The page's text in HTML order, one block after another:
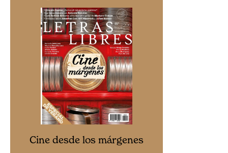
Cine desde los márgenes